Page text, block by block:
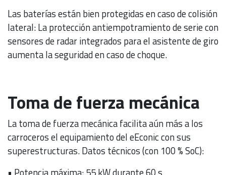
Las baterías están bien protegidas en caso de colisión
lateral: La protección antiempotramiento de serie con
sensores de radar integrados para el asistente de giro
aumenta la seguridad en caso de choque.
Toma de fuerza mecánica
La toma de fuerza mecánica facilita aún más a los
carroceros el equipamiento del eEconic con sus
superestructuras. Datos técnicos (con 100 % SoC):